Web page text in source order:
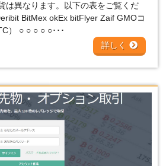
は異なります。以下の表をご覧くだ
BitMex okEx bitFlyer Zaif GMOコ
） ○ ○ ○ ○ ○･･･
詳しく